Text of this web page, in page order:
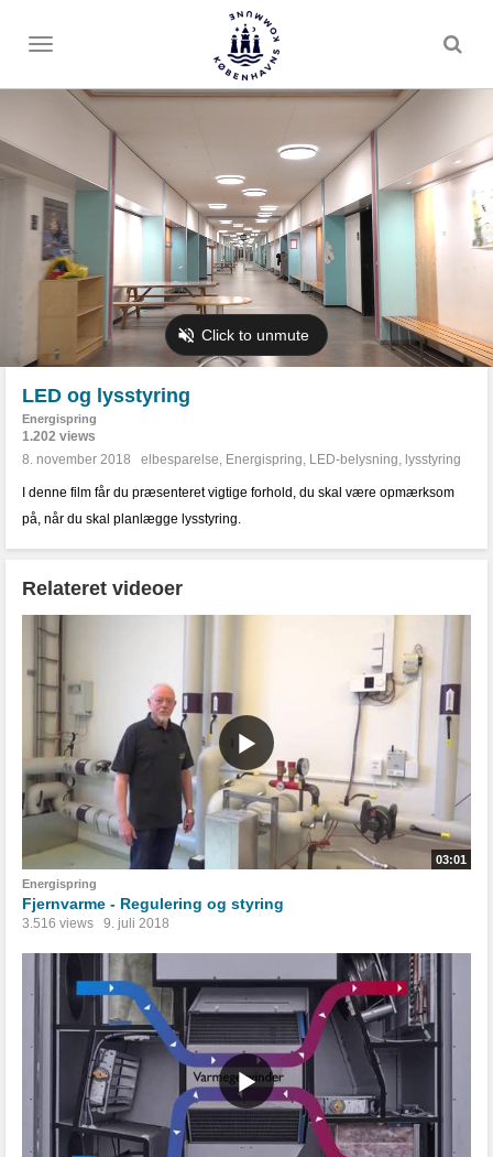
Toggle
LED og lysstyring
Energispring
1.202 views
8. november 2018
elbesparelse, Energispring, LED-belysning, lysstyring
I denne film får du præsenteret vigtige forhold, du skal være opmærksom
på, når du skal planlægge lysstyring.
Relateret videoer
03:01
Energispring
Fjernvarme - Regulering og styring
3.516 views 9. juli 2018